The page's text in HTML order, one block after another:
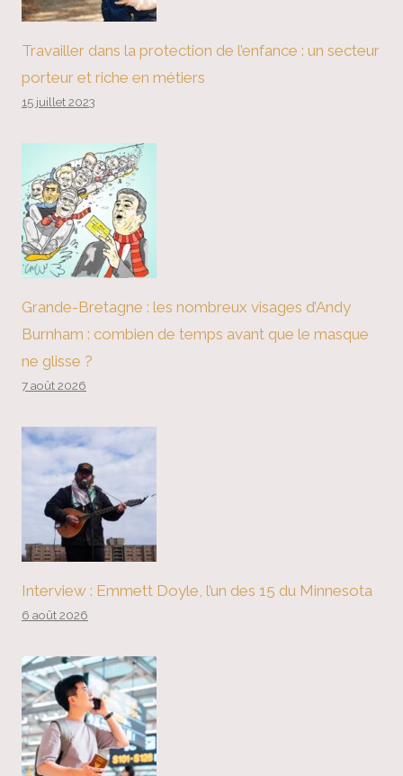
Travailler dans la protection de l’enfance : un secteur
porteur et riche en métiers
15 juillet 2023
Grande-Bretagne : les nombreux visages d’Andy
Burnham : combien de temps avant que le masque
ne glisse ?
7 août 2026
Interview : Emmett Doyle, l’un des 15 du Minnesota
6 août 2026